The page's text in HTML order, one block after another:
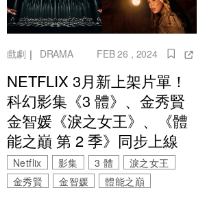
戲劇 ｜ DRAMA FEB 26 , 2024
NETFLIX 3月新上架片單！
科幻影集《3 體》、金秀賢
金智媛《淚之女王》、《體
能之巔 第 2 季》同步上線
Netflix 影集 3 體
淚之女王
金秀賢
金智媛 體能之巔